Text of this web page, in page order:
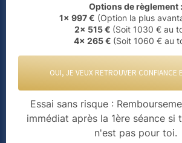
Options de règlement :
1x 997 € (Option la plus
2x 515 € (Soit 1030 € au
4x 265 € (Soit 1060 € au
OUI, JE VEUX RETROUVER CONFIANCE
Essai sans risque :
immédiat après la 1ère séance si
n'est pas pour toi.